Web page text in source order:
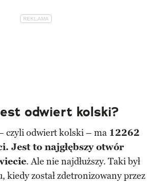
odwiert kolski?
czyli odwiert kolski – ma 12262
Jest to najgłębszy otwór
. Ale nie najdłuższy. Taki był
kiedy został zdetronizowany przez